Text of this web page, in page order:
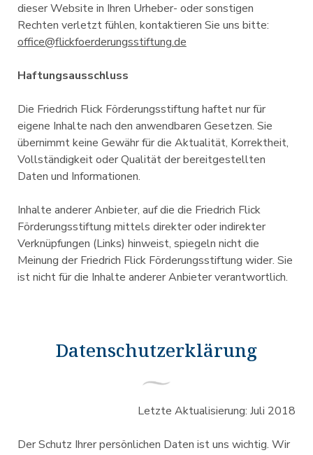
dieser Website in Ihren Urheber- oder sonstigen
Rechten verletzt fühlen, kontaktieren Sie uns bitte:
office@flickfoerderungsstiftung.de
Haftungsausschluss
Die Friedrich Flick Förderungsstiftung haftet nur für
eigene Inhalte nach den anwendbaren Gesetzen. Sie
übernimmt keine Gewähr für die Aktualität, Korrektheit,
Vollständigkeit oder Qualität der bereitgestellten
Daten und Informationen.
Inhalte anderer Anbieter, auf die die Friedrich Flick
Förderungsstiftung mittels direkter oder indirekter
Verknüpfungen (Links) hinweist, spiegeln nicht die
Meinung der Friedrich Flick Förderungsstiftung wider. Sie
ist nicht für die Inhalte anderer Anbieter verantwortlich.
Datenschutzerklärung
Letzte Aktualisierung: Juli 2018
Der Schutz Ihrer persönlichen Daten ist uns wichtig. Wir